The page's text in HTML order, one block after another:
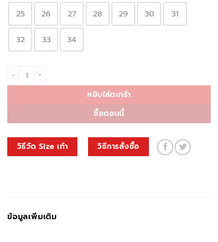
25 26 27 28 29 30 31
32 33 34
จำนวน BE30 ชิ้น
หยิบใส่ตะกร้า
ซื้อตอนนี้
วิธีวัด Size เท้า วิธีการสั่งซื้อ
ข้อมูลเพิ่มเติม